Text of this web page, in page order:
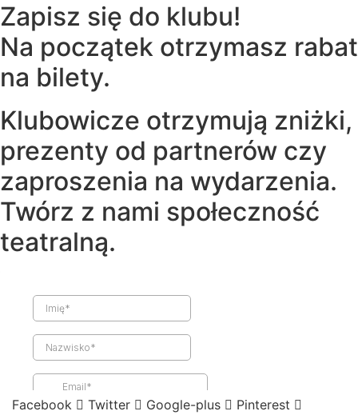
Zapisz się do klubu!
Na początek otrzymasz rabat
na bilety.
Klubowicze otrzymują zniżki,
prezenty od partnerów czy
zaproszenia na wydarzenia.
Twórz z nami społeczność
teatralną.
Facebook Twitter Google-plus Pinterest